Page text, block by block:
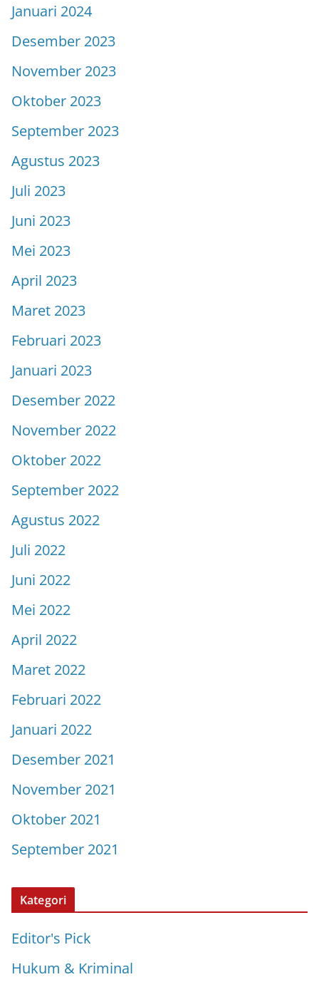
Januari 2024
Desember 2023
November 2023
Oktober 2023
September 2023
Agustus 2023
Juli 2023
Juni 2023
Mei 2023
April 2023
Maret 2023
Februari 2023
Januari 2023
Desember 2022
November 2022
Oktober 2022
September 2022
Agustus 2022
Juli 2022
Juni 2022
Mei 2022
April 2022
Maret 2022
Februari 2022
Januari 2022
Desember 2021
November 2021
Oktober 2021
September 2021
Kategori
Editor's Pick
Hukum & Kriminal